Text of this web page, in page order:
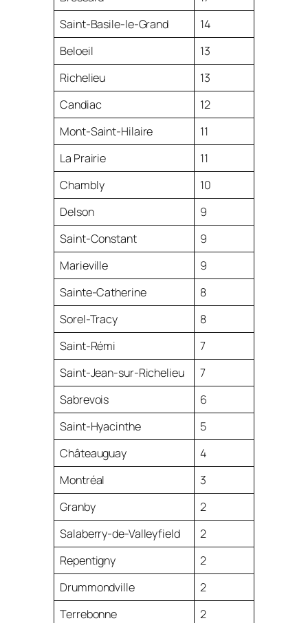
Saint-Basile-le-Grand
14
Beloeil
13
Richelieu
13
Candiac
12
Mont-Saint-Hilaire
11
La Prairie
11
Chambly
10
Delson
9
Saint-Constant
9
Marieville
9
Sainte-Catherine
8
Sorel-Tracy
8
Saint-Rémi
7
Saint-Jean-sur-Richelieu
7
Sabrevois
6
Saint-Hyacinthe
5
Châteauguay
4
Montréal
3
Granby
2
Salaberry-de-Valleyfield
2
Repentigny
2
Drummondville
2
Terrebonne
2